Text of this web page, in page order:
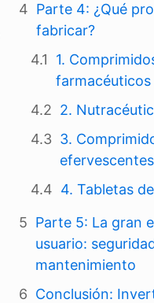
Parte 4: ¿Qué
fabricar?
1.
farmacéuticos
2.
3.
efervescentes
4. Tabletas
Parte 5: La gran
usuario:
mantenimiento
Conclusión: